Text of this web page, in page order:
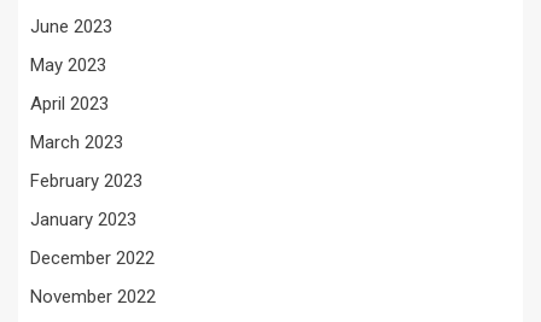
June 2023
May 2023
April 2023
March 2023
February 2023
January 2023
December 2022
November 2022